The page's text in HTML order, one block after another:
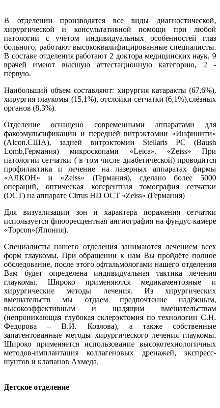
В отделении производятся все виды диагностической,
хирургической и консультативной помощи при любой
патологии с учетом индивидуальных особенностей глаз
больного, работают высококвалифицированные специалисты.
В составе отделения работают 2 доктора медицинских наук, 9
врачей имеют высшую аттестационную категорию, 2 -
первую.
Наибольший объем составляют: хирургия катаракты (67,6%),
хирургия глаукомы (15,1%), отслойки сетчатки (6,1%),слёзных
органов (8,3%).
Отделение оснащено современными аппаратами для
факоэмульсификации и передней витрэктомии «Инфинити»
(Alcon.США), задней витрэктомии Stellaris PC (Baush
Lomb,Германия) микроскопами «Leica». «Zeiss» При
патологии сетчатки ( в том числе диабетической) проводится
профилактика и лечение на лазерных аппаратах фирмы
«АЛКОН» и «Zeiss» (Германия), сделано более 5000
операций, оптическая когерентная томография сетчатки
(ОСТ) на аппарате Cirrus HD OCT «Zeiss» (Германия)
Для визуализации зон и характера поражения сетчатки
используется флюоресцентная ангиография на фундус-камере
«Topcon»(Япония).
Специалисты нашего отделения занимаются лечением всех
форм глаукомы. При обращении к нам Вы пройдёте полное
обследование, после этого офтальмологами нашего отделения
Вам будет определена индивидуальная тактика лечения
глаукомы. Широко применяются медикаментозные и
хирургические методы лечения. Из хирургических
вмешательств мы отдаем предпочтение надёжным,
высокоэффективным и щадящим вмешательствам
(непроникающая глубокая склерэктомия по технологии С.Н.
Федорова – В.И. Козлова), а также собственные
запатентованные методы хирургического лечения глаукомы.
Широко применяется использование высокотехнологичных
методов-имплантация коллагеновых дренажей, экспресс-
шунтов и клапанов Ахмеда.
Детское отделение